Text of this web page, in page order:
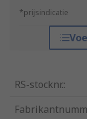
*prijsindicatie
RS-stocknr.: